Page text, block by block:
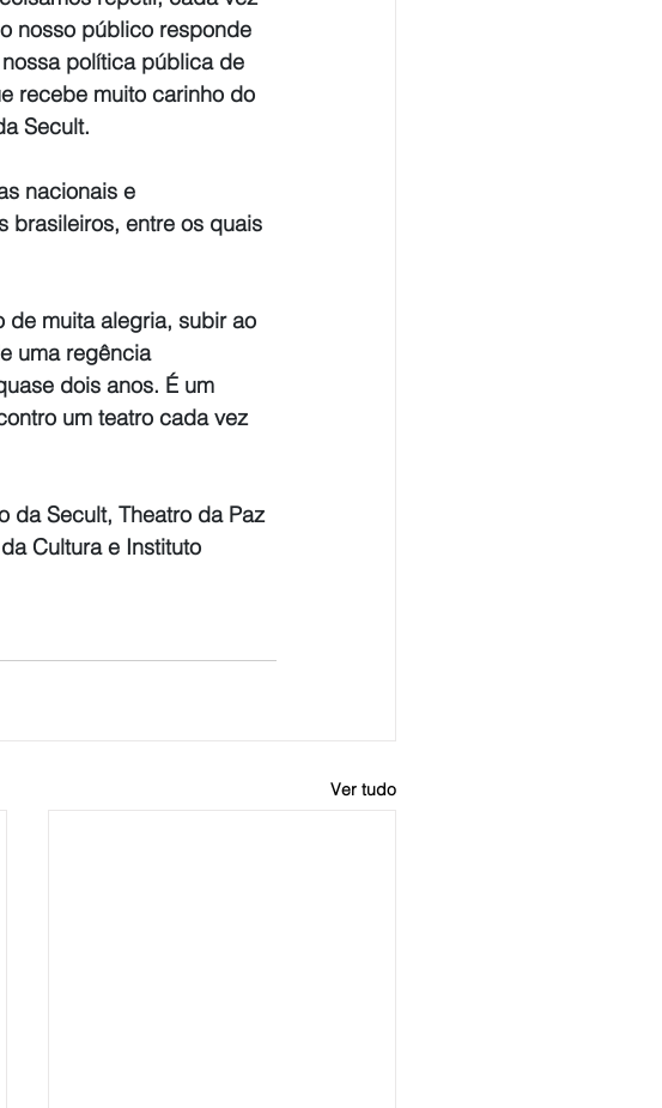
nosso público responde
política pública de
recebe muito carinho do
Secult.
nacionais e
brasileiros, entre os quais
de muita alegria, subir ao
uma regência
dois anos. É um
um teatro cada vez
da Secult, Theatro da Paz
Cultura e Instituto
Ver tudo